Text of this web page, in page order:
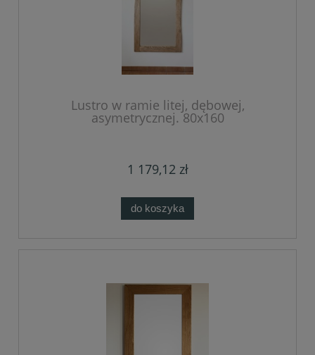
Lustro w ramie litej, dębowej,
asymetrycznej. 80x160
1 179,12 zł
do koszyka